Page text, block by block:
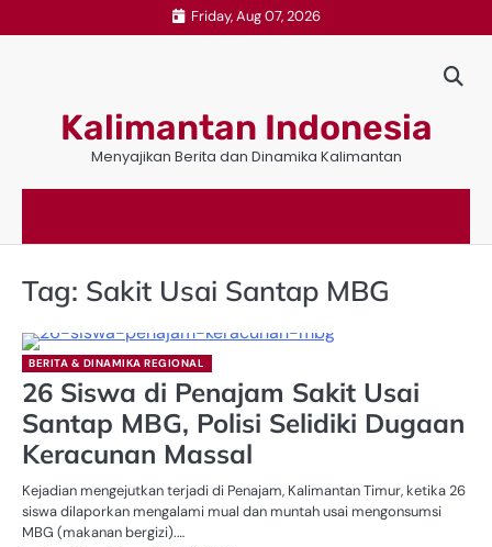
to
Friday, Aug 07, 2026
Kalimantan Indonesia
Menyajikan Berita dan Dinamika Kalimantan
Tag: Sakit Usai Santap MBG
BERITA & DINAMIKA REGIONAL
26 Siswa di Penajam Sakit Usai
Santap MBG, Polisi Selidiki Dugaan
Keracunan Massal
Kejadian mengejutkan terjadi di Penajam, Kalimantan Timur, ketika 26
siswa dilaporkan mengalami mual dan muntah usai mengonsumsi
MBG (makanan bergizi).…